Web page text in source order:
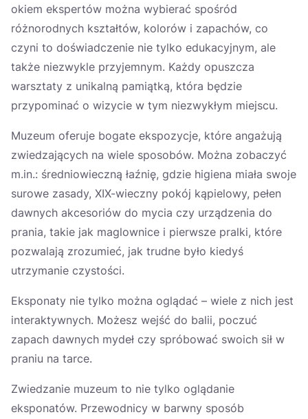
okiem ekspertów można wybierać spośród
różnorodnych kształtów, kolorów i zapachów, co
czyni to doświadczenie nie tylko edukacyjnym, ale
także niezwykle przyjemnym. Każdy opuszcza
warsztaty z unikalną pamiątką, która będzie
przypominać o wizycie w tym niezwykłym miejscu.
Muzeum oferuje bogate ekspozycje, które angażują
zwiedzających na wiele sposobów. Można zobaczyć
m.in.: średniowieczną łaźnię, gdzie higiena miała swoje
surowe zasady, XIX-wieczny pokój kąpielowy, pełen
dawnych akcesoriów do mycia czy urządzenia do
prania, takie jak maglownice i pierwsze pralki, które
pozwalają zrozumieć, jak trudne było kiedyś
utrzymanie czystości.
Eksponaty nie tylko można oglądać – wiele z nich jest
interaktywnych. Możesz wejść do balii, poczuć
zapach dawnych mydeł czy spróbować swoich sił w
praniu na tarce.
Zwiedzanie muzeum to nie tylko oglądanie
eksponatów. Przewodnicy w barwny sposób